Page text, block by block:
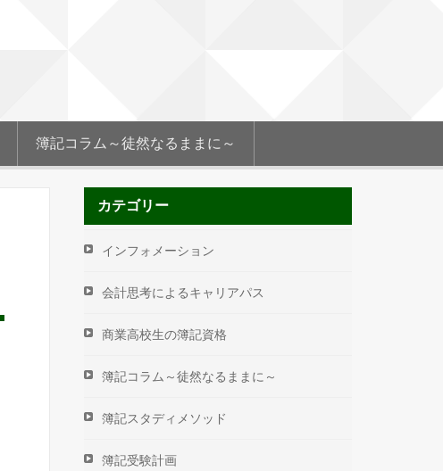
簿記コラム～徒然なるままに～
カテゴリー
インフォメーション
会計思考によるキャリアパス
商業高校生の簿記資格
簿記コラム～徒然なるままに～
簿記スタディメソッド
簿記受験計画